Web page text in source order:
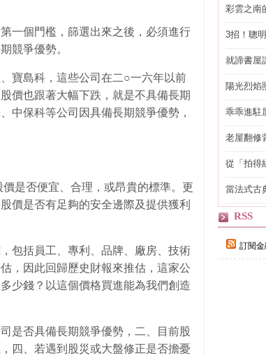
一個門檻，篩選出來之後，必須進行
競爭優勢。
寶島科，這些公司在二○一六年以前
價也跟著大幅下跌，就是不具備長期
中保科等公司因具備長期競爭優勢，
是否便宜、合理，或昂貴的標準。更
價是否有足夠的安全邊際及提供獲利
包括員工、專利、品牌、廠房、技術
，因此回歸歷史財報來推估，這家公
少錢？以這個價格買進能為我們創造
是否具備長期競爭優勢，二、目前股
四、若遇到股災或大盤修正是否擔憂
彩雲之南
3招！聰
就諦書屋
陽光烈焰
乖乖進駐
老屋翻修
從「拍得
當法式古
RSS
訂閱